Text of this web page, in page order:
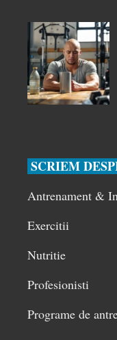
SCRIEM
Antrenament &
Exercitii
Nutritie
Profesionisti
Programe de